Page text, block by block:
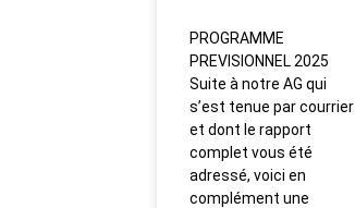
PROGRAMME
PREVISIONNEL 2025
Suite à notre AG qui
s’est tenue par courrier
et dont le rapport
complet vous été
adressé, voici en
complément une